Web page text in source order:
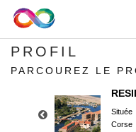
PROFIL
PARCOUREZ LE
Corse